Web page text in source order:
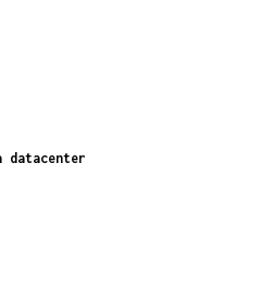
datacenter